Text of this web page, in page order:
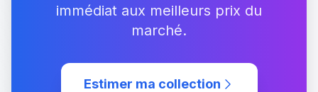
immédiat aux meilleurs prix du
marché.
Estimer ma collection